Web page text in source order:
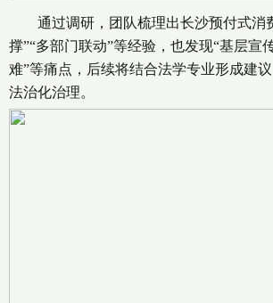
通过调研，团队梳理出长沙预付式消
撑”“多部门联动”等经验，也发现“基层宣
难”等痛点，后续将结合法学专业形成建
法治化治理。